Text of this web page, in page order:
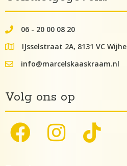
062000082
06 - 20 00 08 20
google maps lokatie
IJsselstraat 2A, 8131 VC Wijhe
info@kaaskraam.nl
info@marcelskaaskraam.nl
Volg ons op